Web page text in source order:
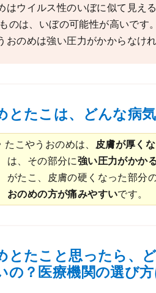
はウイルス性のいぼに似て見え
のは、いぼの可能性が高いです。
おのめは強い圧力がかからなけ
とたこは、どんな病
たこやうおのめは、 皮膚が厚く
は、その部分に強い圧力がかか
がたこ、皮膚の硬くなった部分
おのめの方が痛みやすいです。
とたこと思ったら、
の？医療機関の選び方